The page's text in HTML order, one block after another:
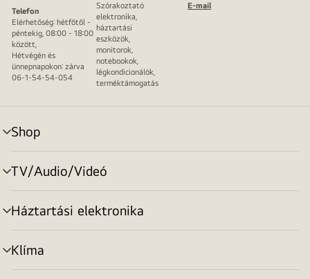
Telefon
Elérhetőség: hétfőtől -
péntekig, 08:00 - 18:00
között,
Hétvégén és
ünnepnapokon: zárva
06-1-54-54-054
Szórakoztató
elektronika,
háztartási
eszközök,
monitorok,
notebookok,
légkondicionálók,
terméktámogatás
E-mail
Shop
menu
toggle
TV/Audio/Videó
menu
toggle
Háztartási elektronika
menu
toggle
Klíma
menu
toggle